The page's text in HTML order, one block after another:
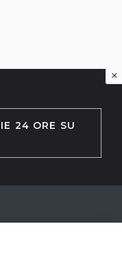
24 ORE SU
×